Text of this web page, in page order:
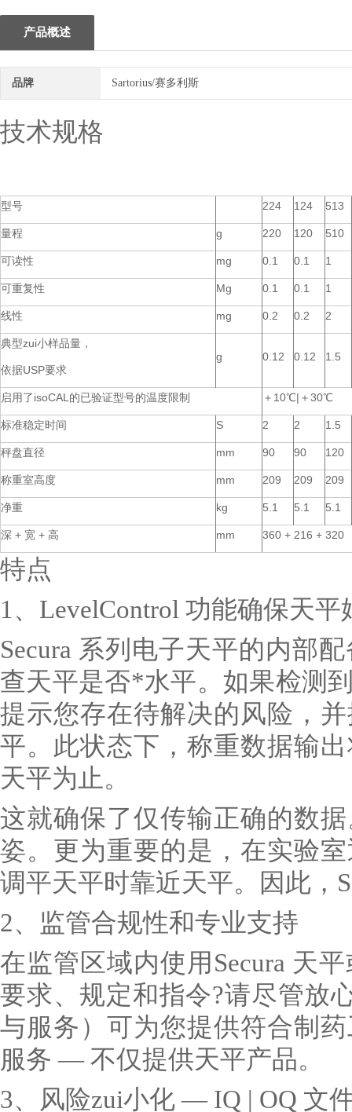
产品概述
品牌 Sartorius/赛多利斯
技术规格
型号 224 124 513
量程 g 220 120 510
可读性 mg 0.1 0.1 1
可重复性 Mg 0.1 0.1 1
线性 mg 0.2 0.2 2
典型zui小样品量，
依据USP要求
g 0.12 0.12 1.5
启用了isoCAL的已验证型号的温度限制 ＋10℃|＋30℃
标准稳定时间 S 2 2 1.5
秤盘直径 mm 90 90 120
称重室高度 mm 209 209 209
净重 kg 5.1 5.1 5.1
深 + 宽 + 高 mm 360 + 216 + 320
特点
1、LevelControl 功能确保天平
Secura 系列电子天平的内部
查天平是否*水平。如果检测
提示您存在待解决的风险，
平。此状态下，称重数据输
天平为止。
这就确保了仅传输正确的数
姿。更为重要的是，在实验
调平天平时靠近天平。因此，
2、监管合规性和专业支持
在监管区域内使用Secura 天
要求、规定和指令?请尽管放
与服务）可为您提供符合制
服务 — 不仅提供天平产品。
3、风险zui小化 — IQ | OQ 文